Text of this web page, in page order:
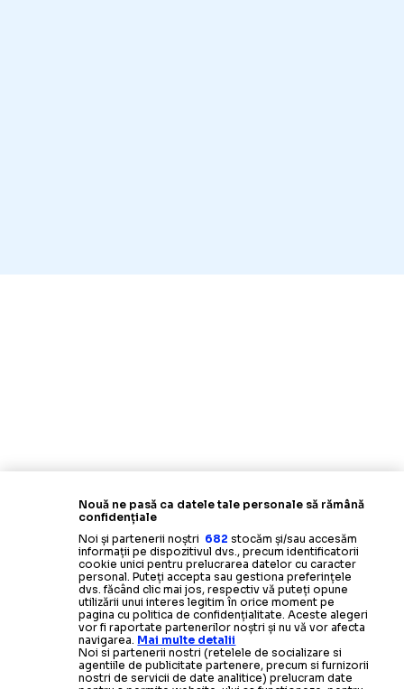
Nouă ne pasă ca datele tale personale să rămână
confidențiale
Noi și partenerii noștri 682 stocăm și/sau accesăm
informații pe dispozitivul dvs., precum identificatorii
cookie unici pentru prelucrarea datelor cu caracter
personal. Puteți accepta sau gestiona preferințele
dvs. făcând clic mai jos, respectiv vă puteți opune
utilizării unui interes legitim în orice moment pe
pagina cu politica de confidențialitate. Aceste alegeri
vor fi raportate partenerilor noștri și nu vă vor afecta
navigarea. Mai multe detalii
Noi si partenerii nostri (retelele de socializare si
agentiile de publicitate partenere, precum si furnizorii
nostri de servicii de date analitice) prelucram date